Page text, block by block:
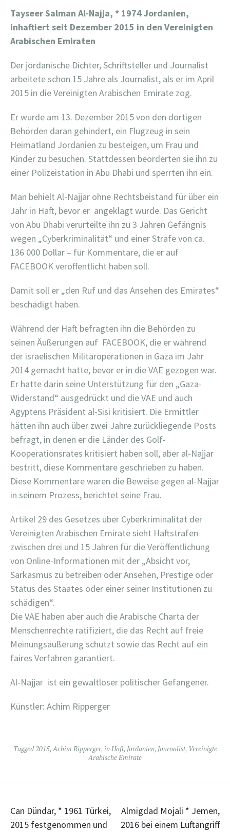
Tayseer Salman Al-Najja, * 1974 Jordanien,
inhaftiert seit Dezember 2015 in den Vereinigten
Arabischen Emiraten
Der jordanische Dichter, Schriftsteller und Journalist
arbeitete schon 15 Jahre als Journalist, als er im April
2015 in die Vereinigten Arabischen Emirate zog.
Er wurde am 13. Dezember 2015 von den dortigen
Behörden daran gehindert, ein Flugzeug in sein
Heimatland Jordanien zu besteigen, um Frau und
Kinder zu besuchen. Stattdessen beorderten sie ihn zu
einer Polizeistation in Abu Dhabi und sperrten ihn ein.
Man behielt Al-Najjar ohne Rechtsbeistand für über ein
Jahr in Haft, bevor er angeklagt wurde. Das Gericht
von Abu Dhabi verurteilte ihn zu 3 Jahren Gefängnis
wegen „Cyberkriminalität“ und einer Strafe von ca.
136 000 Dollar – für Kommentare, die er auf
FACEBOOK veröffentlicht haben soll.
Damit soll er „den Ruf und das Ansehen des Emirates“
beschädigt haben.
Während der Haft befragten ihn die Behörden zu
seinen Äußerungen auf FACEBOOK, die er während
der israelischen Militäroperationen in Gaza im Jahr
2014 gemacht hatte, bevor er in die VAE gezogen war.
Er hatte darin seine Unterstützung für den „Gaza-
Widerstand“ ausgedrückt und die VAE und auch
Ägyptens Präsident al-Sisi kritisiert. Die Ermittler
hätten ihn auch über zwei Jahre zurückliegende Posts
befragt, in denen er die Länder des Golf-
Kooperationsrates kritisiert haben soll, aber al-Najjar
bestritt, diese Kommentare geschrieben zu haben.
Diese Kommentare waren die Beweise gegen al-Najjar
in seinem Prozess, berichtet seine Frau.
Artikel 29 des Gesetzes über Cyberkriminalität der
Vereinigten Arabischen Emirate sieht Haftstrafen
zwischen drei und 15 Jahren für die Veröffentlichung
von Online-Informationen mit der „Absicht vor,
Sarkasmus zu betreiben oder Ansehen, Prestige oder
Status des Staates oder einer seiner Institutionen zu
schädigen“.
Die VAE haben aber auch die Arabische Charta der
Menschenrechte ratifiziert, die das Recht auf freie
Meinungsäußerung schützt sowie das Recht auf ein
faires Verfahren garantiert.
Al-Najjar ist ein gewaltloser politischer Gefangener.
Künstler: Achim Ripperger
Tagged 2015, Achim Ripperger, in Haft, Jordanien, Journalist, Vereinigte
Arabische Emirate
Post
Can Dündar, * 1961 Türkei,
2015 festgenommen und
Almigdad Mojali * Jemen,
2016 bei einem Luftangriff